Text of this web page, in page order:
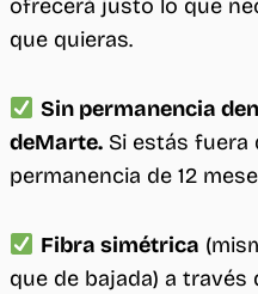
ofrecerá justo lo que
que quieras.
Sin permanencia
deMarte. Si estás fuera
permanencia de 12
Fibra simétrica
que de bajada) a través